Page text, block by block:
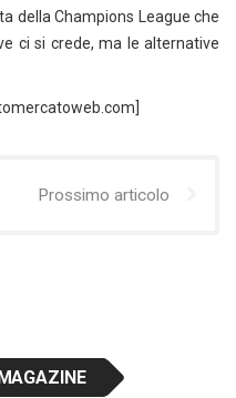
della Champions League che
ci si crede, ma le alternative
Prossimo articolo